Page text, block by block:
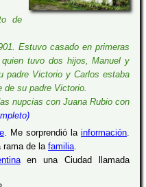
de
Estuvo casado en primeras
tuvo dos hijos, Manuel y
padre Victorio y Carlos estaba
de su padre Victorio.
nupcias con Juana Rubio con
. Me sorprendió lainformación.
rama de la familia.
en una Ciudad llamada